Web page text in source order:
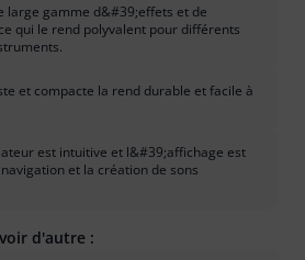
large gamme d&#39;effets et de
qui le rend polyvalent pour différents
et compacte la rend durable et facile à
est intuitive et l&#39;affichage est
et la création de sons
d'autre :